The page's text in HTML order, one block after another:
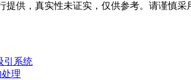
提供，真实性未证实，仅供参考。请谨慎采
引系统
理